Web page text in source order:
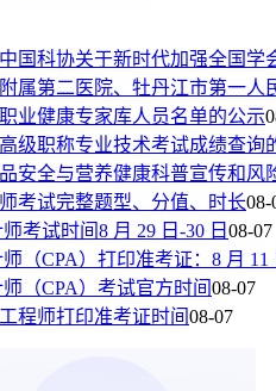
国科协关于新时代加强全国学
属第二医院、牡丹江市第一
业健康专家库人员名单的公示
级职称专业技术考试成绩查询
安全与营养健康科普宣传和风
考试完整题型、分值、时长08-
考试时间8 月 29 日-30 日 08-07
（CPA）打印准考证：8 月
（CPA）考试官方时间08-07
程师打印准考证时间08-07